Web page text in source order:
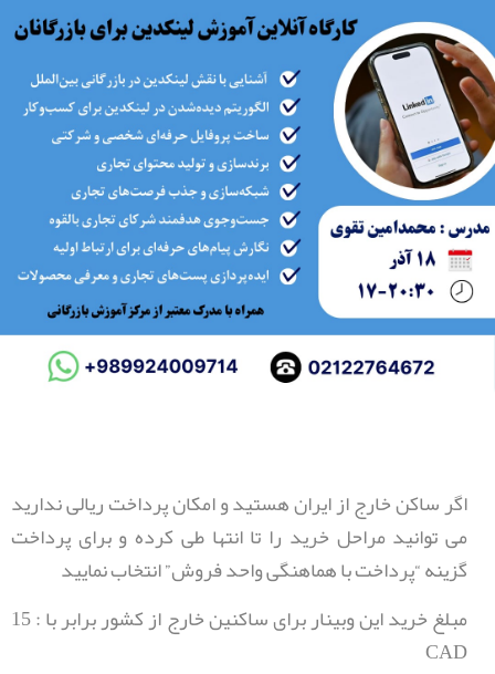
اگر ساکن خارج از ایران هستید و امکان پرداخت ریالی ندارید
می توانید مراحل خرید را تا انتها طی کرده و برای پرداخت
گزینه “پرداخت با هماهنگی واحد فروش” انتخاب نمایید
مبلغ خرید این وبینار برای ساکنین خارج از کشور برابر با : 15
CAD